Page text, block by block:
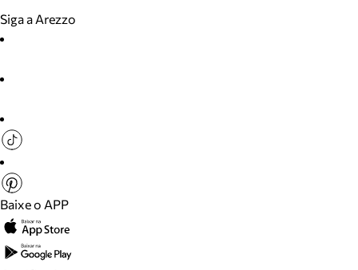
Siga a Arezzo
Baixe o APP